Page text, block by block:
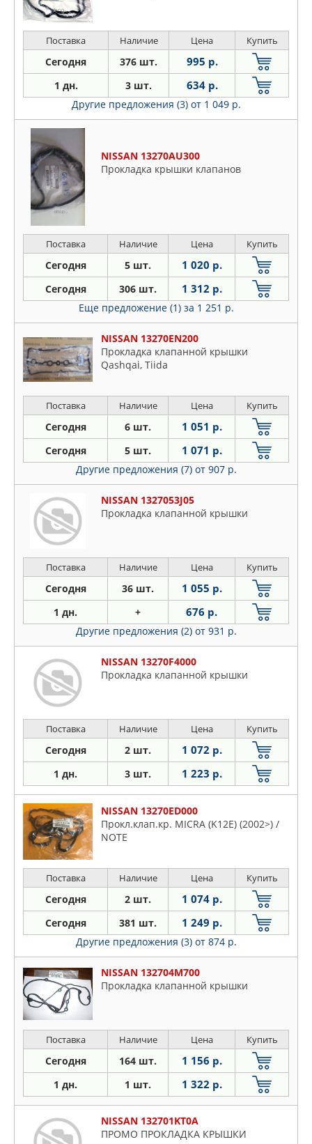
Поставка Наличие Цена Купить
Сегодня 376 шт. 995 р.
1 дн. 3 шт. 634 р.
Другие предложения (3) от 1 049 р.
NISSAN 13270AU300
Прокладка крышки клапанов
Поставка Наличие Цена Купить
Сегодня 5 шт. 1 020 р.
Сегодня 306 шт. 1 312 р.
Еще предложение (1) за 1 251 р.
NISSAN 13270EN200
Прокладка клапанной крышки
Qashqai, Tiida
Поставка Наличие Цена Купить
Сегодня 6 шт. 1 051 р.
Сегодня 5 шт. 1 071 р.
Другие предложения (7) от 907 р.
NISSAN 1327053J05
Прокладка клапанной крышки
Поставка Наличие Цена Купить
Сегодня 36 шт. 1 055 р.
1 дн. + 676 р.
Другие предложения (2) от 931 р.
NISSAN 13270F4000
Прокладка клапанной крышки
Поставка Наличие Цена Купить
Сегодня 2 шт. 1 072 р.
1 дн. 3 шт. 1 223 р.
NISSAN 13270ED000
Прокл.клап.кр. MICRA (K12E) (2002>) /
NOTE
Поставка Наличие Цена Купить
Сегодня 2 шт. 1 074 р.
Сегодня 381 шт. 1 249 р.
Другие предложения (3) от 874 р.
NISSAN 132704M700
Прокладка клапанной крышки
Поставка Наличие Цена Купить
Сегодня 164 шт. 1 156 р.
1 дн. 1 шт. 1 322 р.
NISSAN 132701KT0A
ПРОМО ПРОКЛАДКА КРЫШКИ